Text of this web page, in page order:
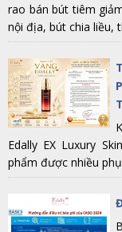
rao bán bút tiêm
nội địa, bút chia liều,
Edally EX Luxury
phẩm được nhiều